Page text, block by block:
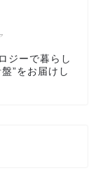
ジーで暮らし
”をお届けし